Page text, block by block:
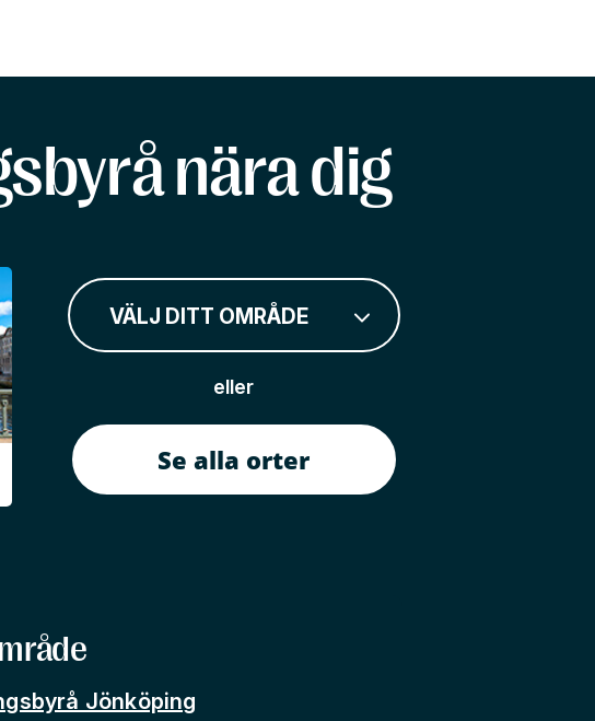
nära dig
VÄLJ DITT OMRÅDE
eller
Se alla orter
Jönköping